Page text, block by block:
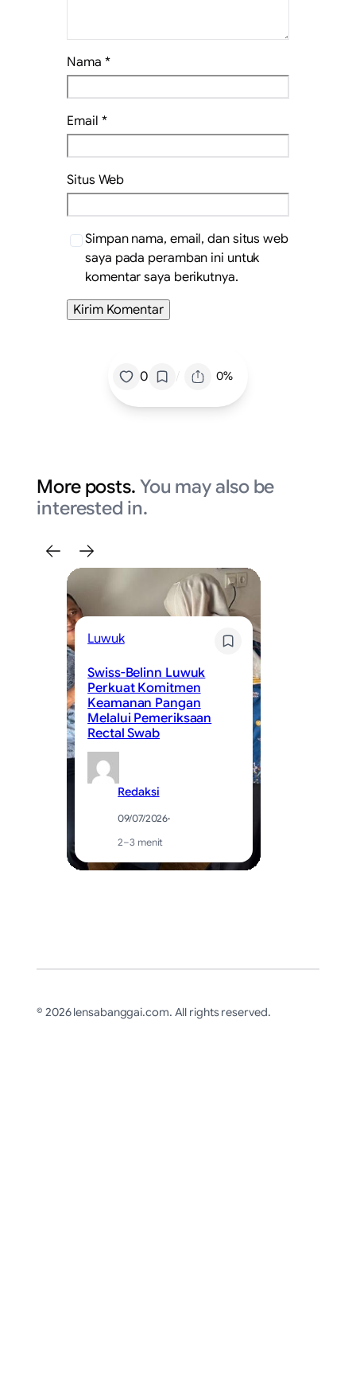
Nama *
Email *
Situs Web
Simpan nama, email, dan situs web
saya pada peramban ini untuk
komentar saya berikutnya.
0 / 0%
More posts. You may also be
interested in.
Luwuk
Swiss-Belinn Luwuk
Perkuat Komitmen
Keamanan Pangan
Melalui Pemeriksaan
Rectal Swab
Redaksi
09/07/2026·
2–3 menit
© 2026 lensabanggai.com. All rights reserved.